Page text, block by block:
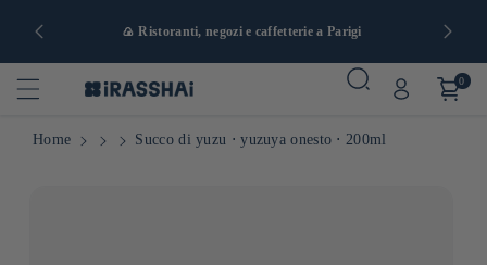
🍙 Ristoranti, negozi e caffetterie a Parigi
0
Home Succo di yuzu ⋅ yuzuya onesto ⋅ 200ml